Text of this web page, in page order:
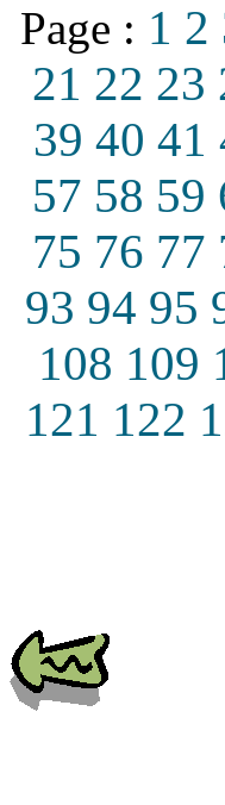
Page : 1 2
21 22 23
39 40 41
57 58 59
75 76 77
93 94 95
108 109
121 122